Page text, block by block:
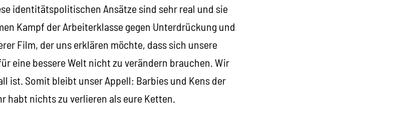
identitätspolitischen Ansätze sind sehr real und sie
Kampf der Arbeiterklasse gegen Unterdrückung und
Film, der uns erklären möchte, dass sich unsere
eine bessere Welt nicht zu verändern brauchen. Wir
ist. Somit bleibt unser Appell: Barbies und Kens der
habt nichts zu verlieren als eure Ketten.